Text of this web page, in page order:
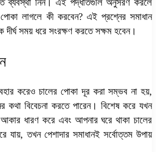
ব্যবস্থা নিন। এই পদ্ধতিগুলি অনুসরণ করলে
লাগলে কী করবেন?এই প্রশ্নের সমাধান
দীর্ঘ সময় ধরে সংরক্ষণ করতে সক্ষম হবেন।
করেও চালের পোকা দূর করা সম্ভব না হয়,
কথা বিবেচনা করতে পারেন। বিশেষ করে যখন
আকার ধারণ করে এবং আপনার ঘরে থাকা চালের
যায়, তখন পেশাদার সমাধানই সর্বোত্তম উপায়